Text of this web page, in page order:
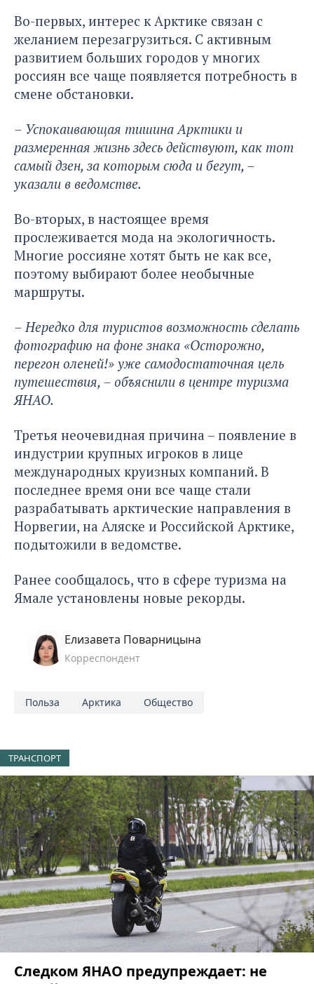
Во-первых, интерес к Арктике связан с
желанием перезагрузиться. С активным
развитием больших городов у многих
россиян все чаще появляется потребность в
смене обстановки.
– Успокаивающая тишина Арктики и
размеренная жизнь здесь действуют, как тот
самый дзен, за которым сюда и бегут, –
указали в ведомстве.
Во-вторых, в настоящее время
прослеживается мода на экологичность.
Многие россияне хотят быть не как все,
поэтому выбирают более необычные
маршруты.
– Нередко для туристов возможность сделать
фотографию на фоне знака «Осторожно,
перегон оленей!» уже самодостаточная цель
путешествия, – объяснили в центре туризма
ЯНАО.
Третья неочевидная причина – появление в
индустрии крупных игроков в лице
международных круизных компаний. В
последнее время они все чаще стали
разрабатывать арктические направления в
Норвегии, на Аляске и Российской Арктике,
подытожили в ведомстве.
Ранее сообщалось, что в сфере туризма на
Ямале установлены новые рекорды.
Елизавета Поварницына
Корреспондент
Польза Арктика Общество
ТРАНСПОРТ
Следком ЯНАО предупреждает: не